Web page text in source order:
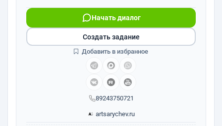
89243750721
Начать диалог
artsarychev.ru
Создать задание
Добавить в избранное